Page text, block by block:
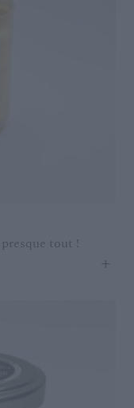
tout !
+